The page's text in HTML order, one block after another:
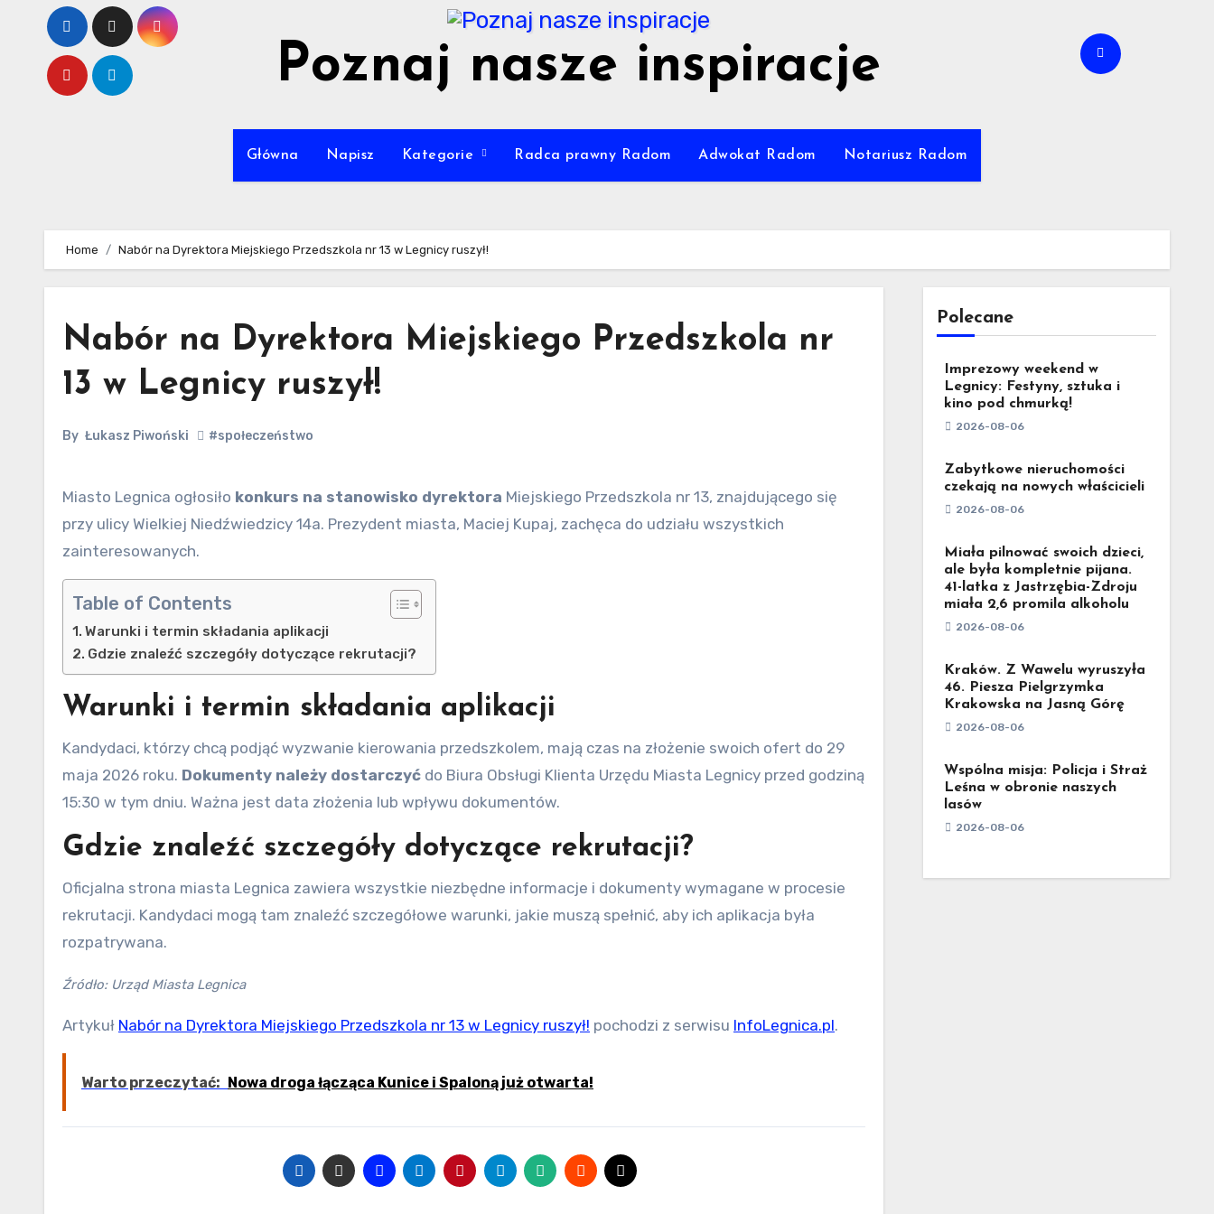
content
Poznaj nasze inspiracje
Główna Napisz Kategorie Radca prawny Radom Adwokat Radom Notariusz Radom
Home Nabór na Dyrektora Miejskiego Przedszkola nr 13 w Legnicy ruszył!
Nabór na Dyrektora Miejskiego Przedszkola nr
13 w Legnicy ruszył!
By Łukasz Piwoński #społeczeństwo
Miasto Legnica ogłosiło konkurs na stanowisko dyrektora Miejskiego Przedszkola nr 13, znajdującego się
przy ulicy Wielkiej Niedźwiedzicy 14a. Prezydent miasta, Maciej Kupaj, zachęca do udziału wszystkich
zainteresowanych.
Table of Contents
Warunki i termin składania aplikacji
Gdzie znaleźć szczegóły dotyczące rekrutacji?
Warunki i termin składania aplikacji
Kandydaci, którzy chcą podjąć wyzwanie kierowania przedszkolem, mają czas na złożenie swoich ofert do 29
maja 2026 roku. Dokumenty należy dostarczyć do Biura Obsługi Klienta Urzędu Miasta Legnicy przed godziną
15:30 w tym dniu. Ważna jest data złożenia lub wpływu dokumentów.
Gdzie znaleźć szczegóły dotyczące rekrutacji?
Oficjalna strona miasta Legnica zawiera wszystkie niezbędne informacje i dokumenty wymagane w procesie
rekrutacji. Kandydaci mogą tam znaleźć szczegółowe warunki, jakie muszą spełnić, aby ich aplikacja była
rozpatrywana.
Źródło: Urząd Miasta Legnica
Artykuł Nabór na Dyrektora Miejskiego Przedszkola nr 13 w Legnicy ruszył! pochodzi z serwisu InfoLegnica.pl.
Warto przeczytać: Nowa droga łącząca Kunice i Spaloną już otwarta!
Polecane
Imprezowy weekend w
Legnicy: Festyny, sztuka i
kino pod chmurką!
2026-08-06
Zabytkowe nieruchomości
czekają na nowych właścicieli
2026-08-06
Miała pilnować swoich dzieci,
ale była kompletnie pijana.
41-latka z Jastrzębia-Zdroju
miała 2,6 promila alkoholu
2026-08-06
Kraków. Z Wawelu wyruszyła
46. Piesza Pielgrzymka
Krakowska na Jasną Górę
2026-08-06
Wspólna misja: Policja i Straż
Leśna w obronie naszych
lasów
2026-08-06